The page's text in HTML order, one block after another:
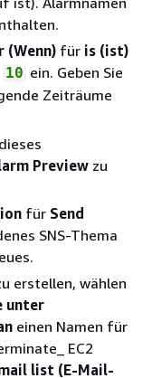
(Wenn) für is (ist)
10 ein. Geben Sie
Zeiträume
Preview zu
für Send
SNS-Thema
erstellen, wählen
unter
einen Namen für
EC2
list (E-Mail-